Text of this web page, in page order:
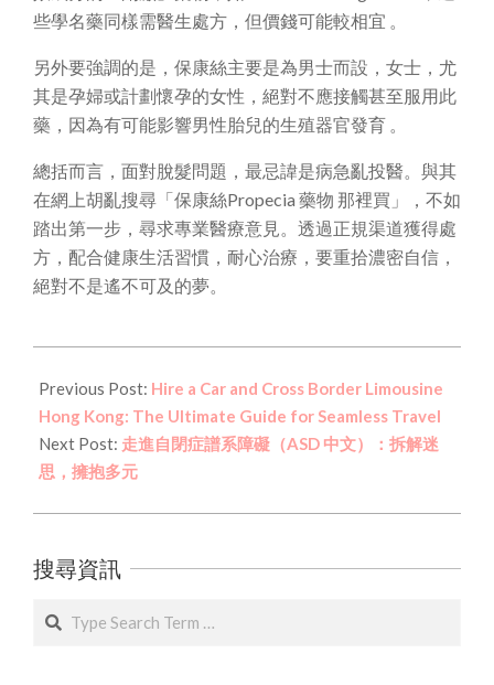
些學名藥同樣需醫生處方，但價錢可能較相宜 。
另外要強調的是，保康絲主要是為男士而設，女士，尤
其是孕婦或計劃懷孕的女性，絕對不應接觸甚至服用此
藥，因為有可能影響男性胎兒的生殖器官發育 。
總括而言，面對脫髮問題，最忌諱是病急亂投醫。與其
在網上胡亂搜尋「保康絲Propecia 藥物 那裡買」，不如
踏出第一步，尋求專業醫療意見。透過正規渠道獲得處
方，配合健康生活習慣，耐心治療，要重拾濃密自信，
絕對不是遙不可及的夢。
03-
19
Previous Post: Hire a Car and Cross Border Limousine
Hong Kong: The Ultimate Guide for Seamless Travel
Next Post: 走進自閉症譜系障礙（ASD 中文）：拆解迷
思，擁抱多元
搜尋資訊
Search